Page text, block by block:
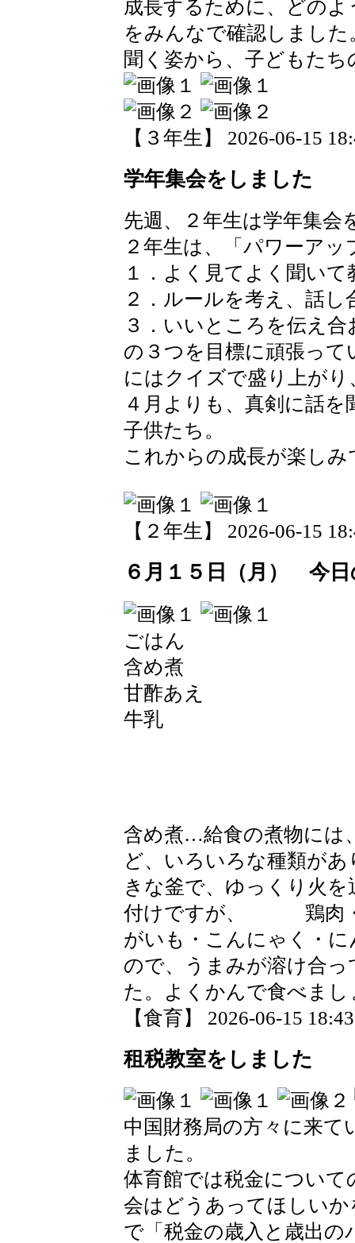
成長するために、どの
をみんなで確認しまし
聞く姿から、子どもた
【３年生】 2026-06-15
学年集会をしました
先週、２年生は学年集会
２年生は、「パワーア
１．よく見てよく聞いて
２．ルールを考え、話し
３．いいところを伝え合
の３つを目標に頑張っ
にはクイズで盛り上が
４月よりも、真剣に話
子供たち。
これからの成長が楽しみ
【２年生】 2026-06-15
６月１５日（月） 今日
ごはん
含め煮
甘酢あえ
牛乳
含め煮…給食の煮物には
ど、いろいろな種類が
きな釜で、ゆっくり火
付けですが、 鶏肉・
がいも・こんにゃく・
ので、うまみが溶け合
た。よくかんで食べまし
【食育】 2026-06-15
租税教室をしました
中国財務局の方々に来て
ました。
体育館では税金につい
会はどうあってほしい
で「税金の歳入と歳出